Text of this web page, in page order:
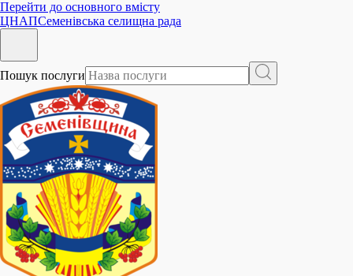
Перейти до основного вмісту
ЦНАПСеменівська селищна рада
Пошук послуги